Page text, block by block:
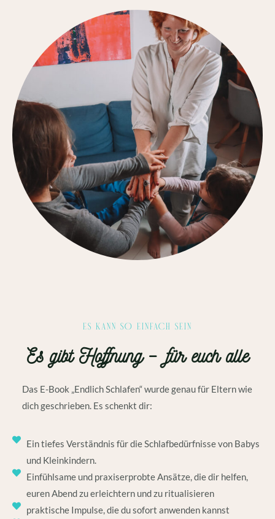
ES KANN SO EINFACH SEIN
Es gibt Hoffnung – für euch alle
Das E-Book „Endlich Schlafen“ wurde genau für Eltern wie
dich geschrieben. Es schenkt dir:
Ein tiefes Verständnis für die Schlafbedürfnisse von Babys
und Kleinkindern.
Einfühlsame und praxiserprobte Ansätze, die dir helfen,
euren Abend zu erleichtern und zu ritualisieren
praktische Impulse, die du sofort anwenden kannst